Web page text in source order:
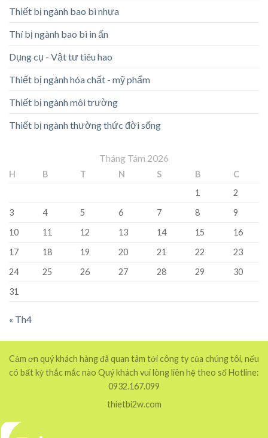
Thiết bị ngành bao bì nhựa
Thí bị ngành bao bì in ấn
Dụng cụ - Vật tư tiêu hao
Thiết bị ngành hóa chất - mỹ phẩm
Thiết bị ngành môi trường
Thiết bị ngành thường thức đời sống
Tháng Tám 2026
H B T N S B
C
1
2
3
4 5 6 7 8
9
10
11 12 13 14 15
16
17
18 19 20 21 22
23
24
25 26 27 28 29
30
31
« Th4
Cảm ơn quý khách hàng đã quan tâm tới công ty của chúng tôi, nếu
có bất kỳ thắc mắc nào Quý khách vui lòng liên hệ theo số Hotline:
0932.167.099
thietbi2w.com